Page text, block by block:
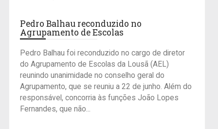
Pedro Balhau reconduzido no
Agrupamento de Escolas
Pedro Balhau foi reconduzido no cargo de diretor
do Agrupamento de Escolas da Lousã (AEL)
reunindo unanimidade no conselho geral do
Agrupamento, que se reuniu a 22 de junho. Além do
responsável, concorria às funções João Lopes
Fernandes, que não...